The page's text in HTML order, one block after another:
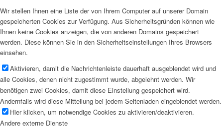
Wir stellen Ihnen eine Liste der von Ihrem Computer auf unserer Domain
gespeicherten Cookies zur Verfügung. Aus Sicherheitsgründen können wie
Ihnen keine Cookies anzeigen, die von anderen Domains gespeichert
werden. Diese können Sie in den Sicherheitseinstellungen Ihres Browsers
einsehen.
Aktivieren, damit die Nachrichtenleiste dauerhaft ausgeblendet wird und
alle Cookies, denen nicht zugestimmt wurde, abgelehnt werden. Wir
benötigen zwei Cookies, damit diese Einstellung gespeichert wird.
Andernfalls wird diese Mitteilung bei jedem Seitenladen eingeblendet werden.
Hier klicken, um notwendige Cookies zu aktivieren/deaktivieren.
Andere externe Dienste